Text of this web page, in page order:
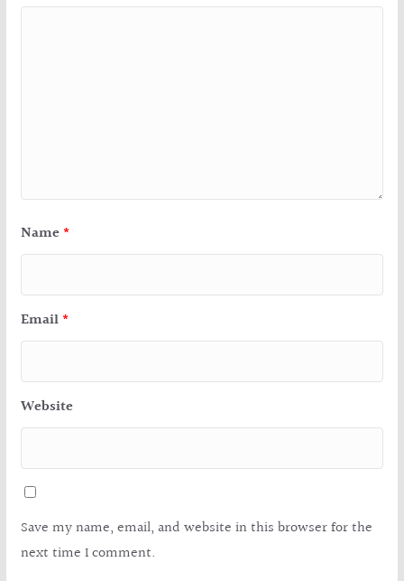
Name *
Email *
Website
Save my name, email, and website in this browser for the
next time I comment.